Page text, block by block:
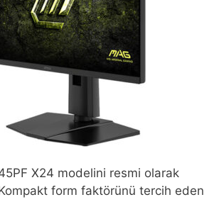
X24 modelini resmi olarak
form faktörünü tercih eden